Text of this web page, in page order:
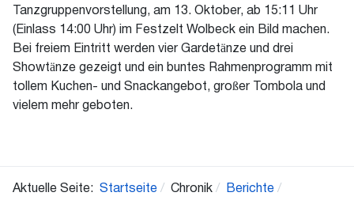
Tanzgruppenvorstellung, am 13. Oktober, ab 15:11 Uhr
(Einlass 14:00 Uhr) im Festzelt Wolbeck ein Bild machen.
Bei freiem Eintritt werden vier Gardetänze und drei
Showtänze gezeigt und ein buntes Rahmenprogramm mit
tollem Kuchen- und Snackangebot, großer Tombola und
vielem mehr geboten.
Aktuelle Seite: Startseite Chronik Berichte